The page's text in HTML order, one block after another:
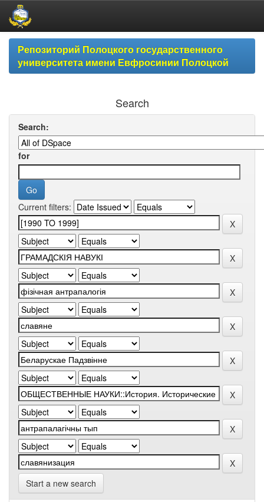
Skip
navigationРепозиторий Полоцкого государственного
университета имени Евфросинии Полоцкой
Search
Search:
for
Current filters:
Start a new search